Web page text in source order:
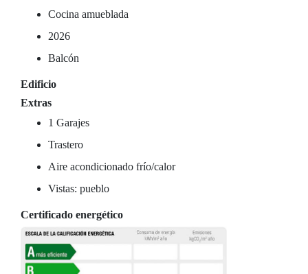
Cocina amueblada
2026
Balcón
Edificio
Extras
1 Garajes
Trastero
Aire acondicionado frío/calor
Vistas: pueblo
Certificado energético